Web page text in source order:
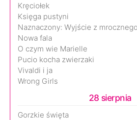
Kręciołek
Księga pustyni
Naznaczony: Wyjście z
Nowa fala
O czym wie Marielle
Pucio kocha zwierzaki
Vivaldi i ja
Wrong Girls
28 sierpnia
Gorzkie święta